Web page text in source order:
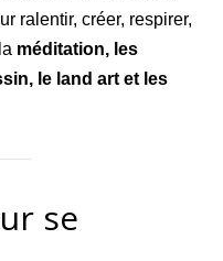
ralentir, créer, respirer,
méditation, les
le land art et les
se